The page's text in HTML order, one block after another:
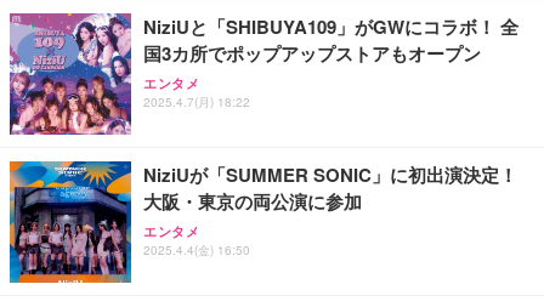
NiziUと「SHIBUYA109」がGWにコラボ！ 全
国3カ所でポップアップストアもオープン
エンタメ
2025.4.7(月) 18:22
NiziUが「SUMMER SONIC」に初出演決定！
大阪・東京の両公演に参加
エンタメ
2025.4.4(金) 16:50